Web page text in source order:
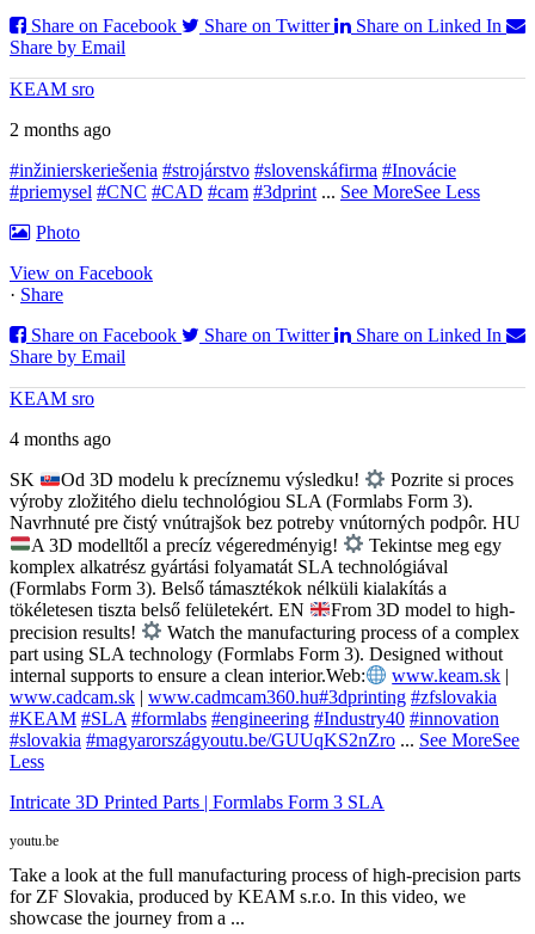
Share on Facebook
Share on Twitter
Share on Linked In
Share by Email
KEAM sro
2 months ago
#inžinierskeriešenia #strojárstvo #slovenskáfirma #Inovácie
#priemysel #CNC #CAD #cam #3dprint ... See MoreSee Less
Photo
View on Facebook
· Share
Share on Facebook
Share on Twitter
Share on Linked In
Share by Email
KEAM sro
4 months ago
SK Od 3D modelu k precíznemu výsledku!
Pozrite si proces
výroby zložitého dielu technológiou SLA (Formlabs Form 3).
Navrhnuté pre čistý vnútrajšok bez potreby vnútorných podpôr. HU
A 3D modelltől a precíz végeredményig!
Tekintse meg egy
komplex alkatrész gyártási folyamatát SLA technológiával
(Formlabs Form 3). Belső támasztékok nélküli kialakítás a
tökéletesen tiszta belső felületekért. EN
From 3D model to high-
precision results!
Watch the manufacturing process of a complex
part using SLA technology (Formlabs Form 3). Designed without
internal supports to ensure a clean interior.Web: www.keam.sk |
www.cadcam.sk | www.cadmcam360.hu#3dprinting #zfslovakia
#KEAM #SLA #formlabs #engineering #Industry40 #innovation
#slovakia #magyarországyoutu.be/GUUqKS2nZro ... See MoreSee
Less
Intricate 3D Printed Parts | Formlabs Form 3 SLA
youtu.be
Take a look at the full manufacturing process of high-precision parts
for ZF Slovakia, produced by KEAM s.r.o. In this video, we
showcase the journey from a ...